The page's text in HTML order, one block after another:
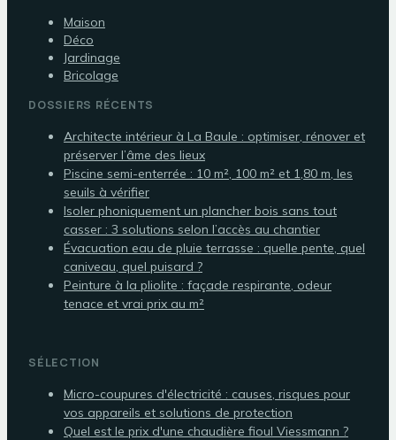
Maison
Déco
Jardinage
Bricolage
DOSSIERS RÉCENTS
Architecte intérieur à La Baule : optimiser, rénover et
préserver l’âme des lieux
Piscine semi-enterrée : 10 m², 100 m² et 1,80 m, les
seuils à vérifier
Isoler phoniquement un plancher bois sans tout
casser : 3 solutions selon l’accès au chantier
Évacuation eau de pluie terrasse : quelle pente, quel
caniveau, quel puisard ?
Peinture à la pliolite : façade respirante, odeur
tenace et vrai prix au m²
SÉLECTION
Micro-coupures d'électricité : causes, risques pour
vos appareils et solutions de protection
Quel est le prix d'une chaudière fioul Viessmann ?